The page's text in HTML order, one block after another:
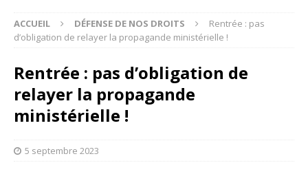
ACCUEIL DÉFENSE DE NOS DROITS
Rentrée : pas
d’obligation de relayer la propagande ministérielle !
Rentrée : pas d’obligation de
relayer la propagande
ministérielle !
5 septembre 2023